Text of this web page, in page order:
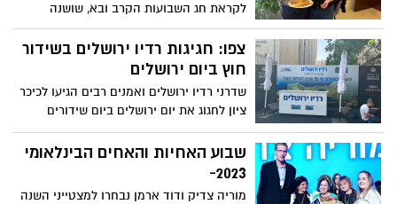
הלשכה הלוקח את מושכות הניהול לידיו. רגע
פרס את חזונו, הדרכים ליישומו, מעמד
המקצוע ועוד
לקראת חג השבועות הקרב ובא, שושנה
גלוברמן דיירת מגדלי הים התיכון ירושלים
חושפת לנו את המתכון שלה לפלצ'ינקה
הונגרית (בלינצ'ס), חביתיות דקיקות ומלאות
צפו: חגיגות רדיו ירושלים בשידור
חוץ ביום ירושלים
שדרני רדיו ירושלים ואמנים רבים הגיעו לכיכר
ציון לחגוג את יום ירושלים ביום שידורים
מיוחד וחגיגי. צפו באלבום המלא
שבוע האחיות והאחים הבינלאומי
2023-
מוריה צדיק ודוד ארמן נבחרו למצטייני השנה